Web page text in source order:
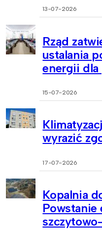
13-07-2026
Rząd
ustalania
energii dla
15-07-2026
wyrazić
17-07-2026
Kopalnia
Powstanie